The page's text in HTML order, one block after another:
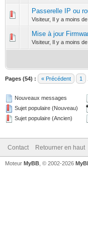
Passerelle IP ou
Visiteur, Il y a moins
0 Votes
Mise à jour
Visiteur, Il y a moins
0 Votes
Pages (54) : « Précédent 1
Nouveaux messages
Sujet populaire (Nouveau)
Sujet populaire (Ancien)
Contact Retourner en haut
Moteur MyBB , © 2002-2026